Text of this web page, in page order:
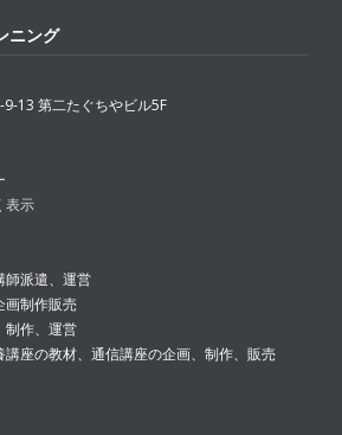
ニング
13 第二たぐちやビル5F
表示
師派遣、運営
画制作販売
制作、運営
講座の教材、通信講座の企画、制作、販売